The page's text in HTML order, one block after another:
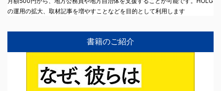
の運用の拡大、取材記事を増やすことなどを目的として利用します
書籍のご紹介